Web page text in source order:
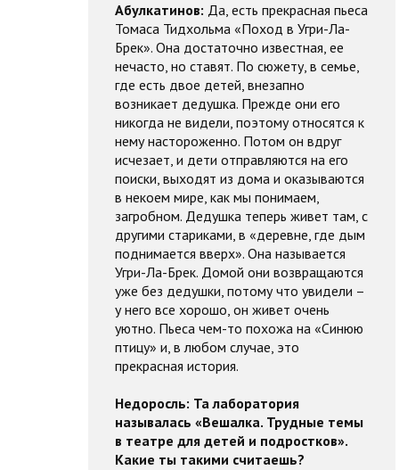
Абулкатинов: Да, есть прекрасная пьеса
Томаса Тидхольма «Поход в Угри-Ла-
Брек». Она достаточно известная, ее
нечасто, но ставят. По сюжету, в семье,
где есть двое детей, внезапно
возникает дедушка. Прежде они его
никогда не видели, поэтому относятся к
нему настороженно. Потом он вдруг
исчезает, и дети отправляются на его
поиски, выходят из дома и оказываются
в некоем мире, как мы понимаем,
загробном. Дедушка теперь живет там, с
другими стариками, в «деревне, где дым
поднимается вверх». Она называется
Угри-Ла-Брек. Домой они возвращаются
уже без дедушки, потому что увидели –
у него все хорошо, он живет очень
уютно. Пьеса чем-то похожа на «Синюю
птицу» и, в любом случае, это
прекрасная история.
Недоросль: Та лаборатория
называлась «Вешалка. Трудные темы
в театре для детей и подростков».
Какие ты такими считаешь?